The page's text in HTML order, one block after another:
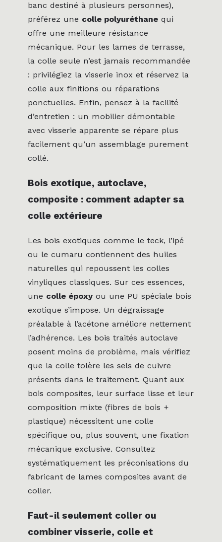
banc destiné à plusieurs personnes),
préférez une colle polyuréthane qui
offre une meilleure résistance
mécanique. Pour les lames de terrasse,
la colle seule n’est jamais recommandée
: privilégiez la visserie inox et réservez la
colle aux finitions ou réparations
ponctuelles. Enfin, pensez à la facilité
d’entretien : un mobilier démontable
avec visserie apparente se répare plus
facilement qu’un assemblage purement
collé.
Bois exotique, autoclave,
composite : comment adapter sa
colle extérieure
Les bois exotiques comme le teck, l’ipé
ou le cumaru contiennent des huiles
naturelles qui repoussent les colles
vinyliques classiques. Sur ces essences,
une colle époxy ou une PU spéciale bois
exotique s’impose. Un dégraissage
préalable à l’acétone améliore nettement
l’adhérence. Les bois traités autoclave
posent moins de problème, mais vérifiez
que la colle tolère les sels de cuivre
présents dans le traitement. Quant aux
bois composites, leur surface lisse et leur
composition mixte (fibres de bois +
plastique) nécessitent une colle
spécifique ou, plus souvent, une fixation
mécanique exclusive. Consultez
systématiquement les préconisations du
fabricant de lames composites avant de
coller.
Faut-il seulement coller ou
combiner visserie, colle et